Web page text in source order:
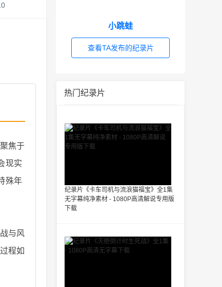
焦于
现实
殊年
与风
程如
小跳蛙
查看TA发布的纪录片
热门纪录片
纪录片《卡车司机与流浪猫福宝》全1集
无字幕纯净素材 - 1080P高清解说专用版
下载